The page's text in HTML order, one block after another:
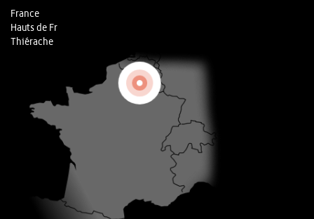
France
Hauts de Fr
Thiérache